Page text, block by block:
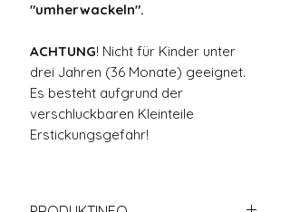
"umherwackeln".
ACHTUNG! Nicht für Kinder unter
drei Jahren (36 Monate) geeignet.
Es besteht aufgrund der
verschluckbaren Kleinteile
Erstickungsgefahr!